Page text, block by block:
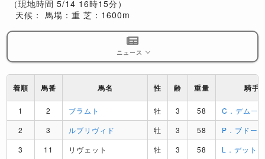
（現地時間 5/14 16時15分）
天候：
馬場：重 芝：1600m
ニュース
着順 馬番 馬名 性 齢 重量 騎手
1 2 ブラムト 牡 3 58
C．デムー
2
3 ルブリヴィド 牡 3 58
P．ブドー
3
11 リヴェット 牡 3 58
L．デット